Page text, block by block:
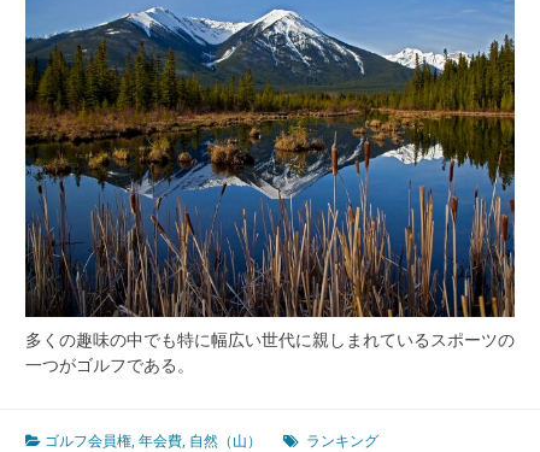
多くの趣味の中でも特に幅広い世代に親しまれているスポーツの
一つがゴルフである。
ゴルフ会員権,年会費, 自然（山） ランキング